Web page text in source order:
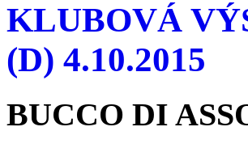
KLUBOVÁ
(D) 4.10.2015
BUCCO DI